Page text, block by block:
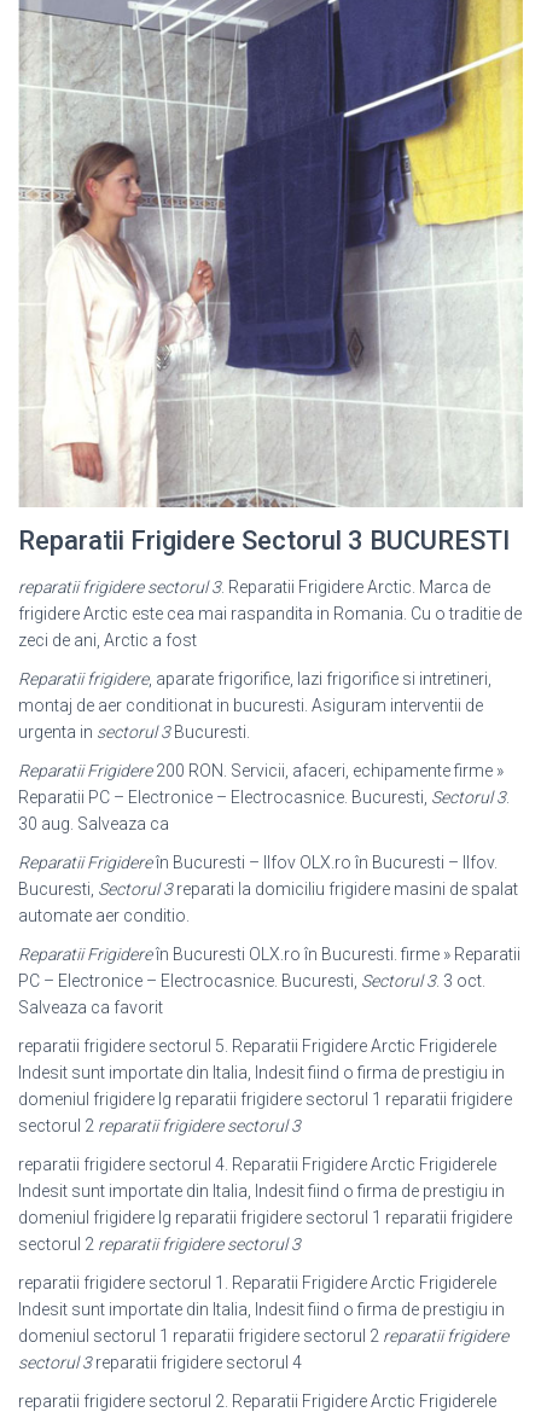
Reparatii Frigidere Sectorul 3 BUCURESTI
reparatii frigidere sectorul 3. Reparatii Frigidere Arctic. Marca de
frigidere Arctic este cea mai raspandita in Romania. Cu o traditie de
zeci de ani, Arctic a fost
Reparatii frigidere, aparate frigorifice, lazi frigorifice si intretineri,
montaj de aer conditionat in bucuresti. Asiguram interventii de
urgenta in sectorul 3Bucuresti.
Reparatii Frigidere200 RON. Servicii, afaceri, echipamente firme »
Reparatii PC – Electronice – Electrocasnice. Bucuresti, Sectorul 3.
30 aug. Salveaza ca
Reparatii Frigidereîn Bucuresti – Ilfov OLX.ro în Bucuresti – Ilfov.
Bucuresti, Sectorul 3reparati la domiciliu frigidere masini de spalat
automate aer conditio
Reparatii Frigidereîn Bucuresti OLX.ro în Bucuresti. firme » Reparatii
PC – Electronice – Electrocasnice. Bucuresti, Sectorul 3. 3 oct.
Salveaza ca favorit
reparatii frigidere sectorul 5. Reparatii Frigidere Arctic Frigiderele
Indesit sunt importate din Italia, Indesit fiind o firma de prestigiu in
domeniul frigidere lg reparatii frigidere sectorul 1 reparatii frigidere
sectorul 2 reparatii frigidere sectorul 3
reparatii frigidere sectorul 4. Reparatii Frigidere Arctic Frigiderele
Indesit sunt importate din Italia, Indesit fiind o firma de prestigiu in
domeniul frigidere lg reparatii frigidere sectorul 1 reparatii frigidere
sectorul 2 reparatii frigidere sectorul 3
reparatii frigidere sectorul 1. Reparatii Frigidere Arctic Frigiderele
Indesit sunt importate din Italia, Indesit fiind o firma de prestigiu in
domeniul sectorul 1 reparatii frigidere sectorul 2 reparatii frigidere
sectorul 3reparatii frigidere sectorul 4
reparatii frigidere sectorul 2. Reparatii Frigidere Arctic Frigiderele